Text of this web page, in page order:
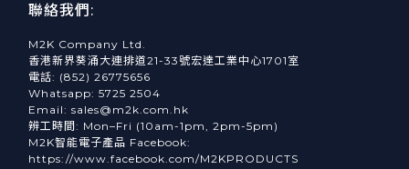
聯絡我們:
M2K Company Ltd.
香港新界葵涌大連排道21-33號宏達工業中心1701室
電話: (852) 26775656
Whatsapp: 5725 2504
Email: sales@m2k.com.hk
辨工時間: Mon–Fri (10am-1pm, 2pm-5pm)
M2K智能電子產品 Facebook:
https://www.facebook.com/M2KPRODUCTS